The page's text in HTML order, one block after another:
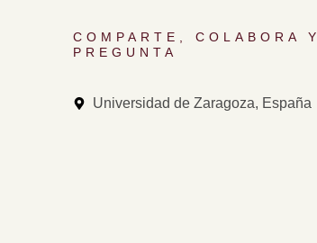
COMPARTE, COLABORA Y
PREGUNTA
Universidad de Zaragoza, España